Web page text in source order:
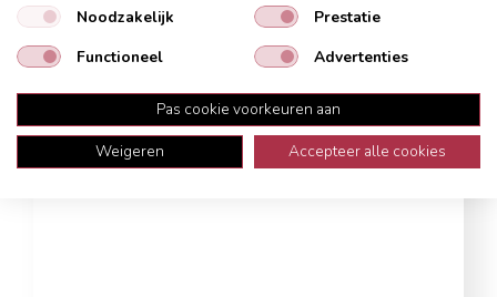
Noodzakelijk
Prestatie
Functioneel
Advertenties
Pas cookie voorkeuren aan
Weigeren
Accepteer alle cookies